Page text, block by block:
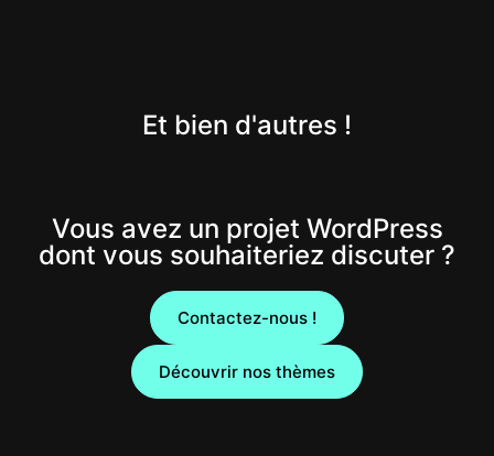
Et bien d'autres !
Vous avez un projet WordPress
dont vous souhaiteriez discuter ?
Contactez-nous !
Découvrir nos thèmes